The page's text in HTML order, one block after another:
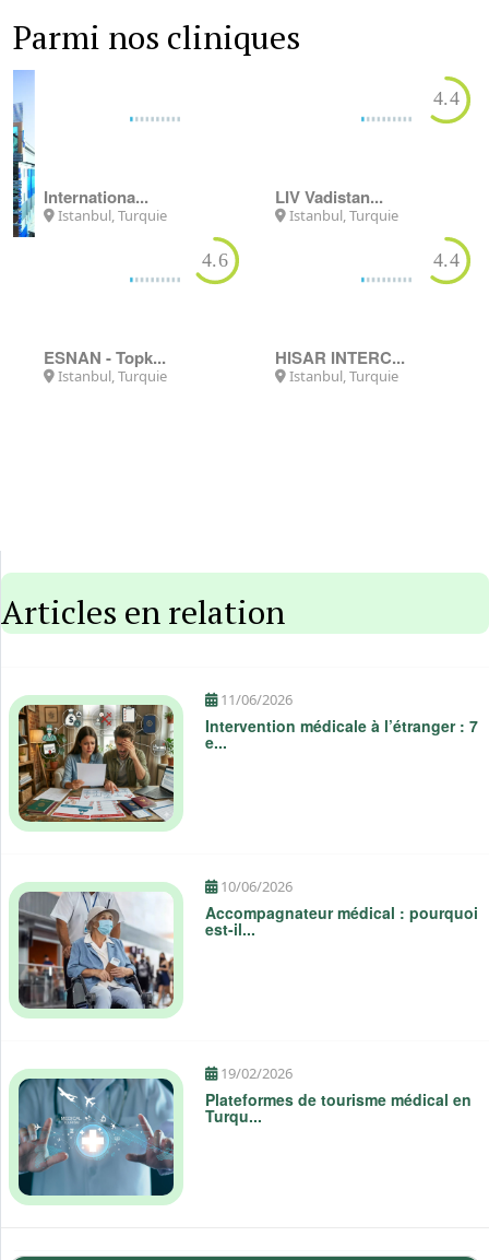
Parmi nos cliniques
Istanbul, Turquie
LIV Vadistan...
Istanbul, Turquie
Articles en relation
11/06/2026
Intervention médicale à l’étranger : 7
e...
10/06/2026
Accompagnateur médical : pourquoi
est-il...
19/02/2026
Plateformes de tourisme médical en
Turqu...